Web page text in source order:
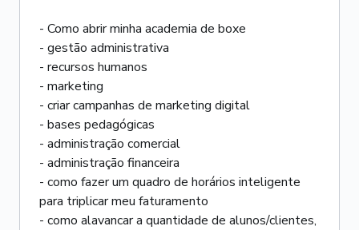
- Como abrir minha academia de boxe
- gestão administrativa
- recursos humanos
- marketing
- criar campanhas de marketing digital
- bases pedagógicas
- administração comercial
- administração financeira
- como fazer um quadro de horários inteligente
para triplicar meu faturamento
- como alavancar a quantidade de alunos/clientes,